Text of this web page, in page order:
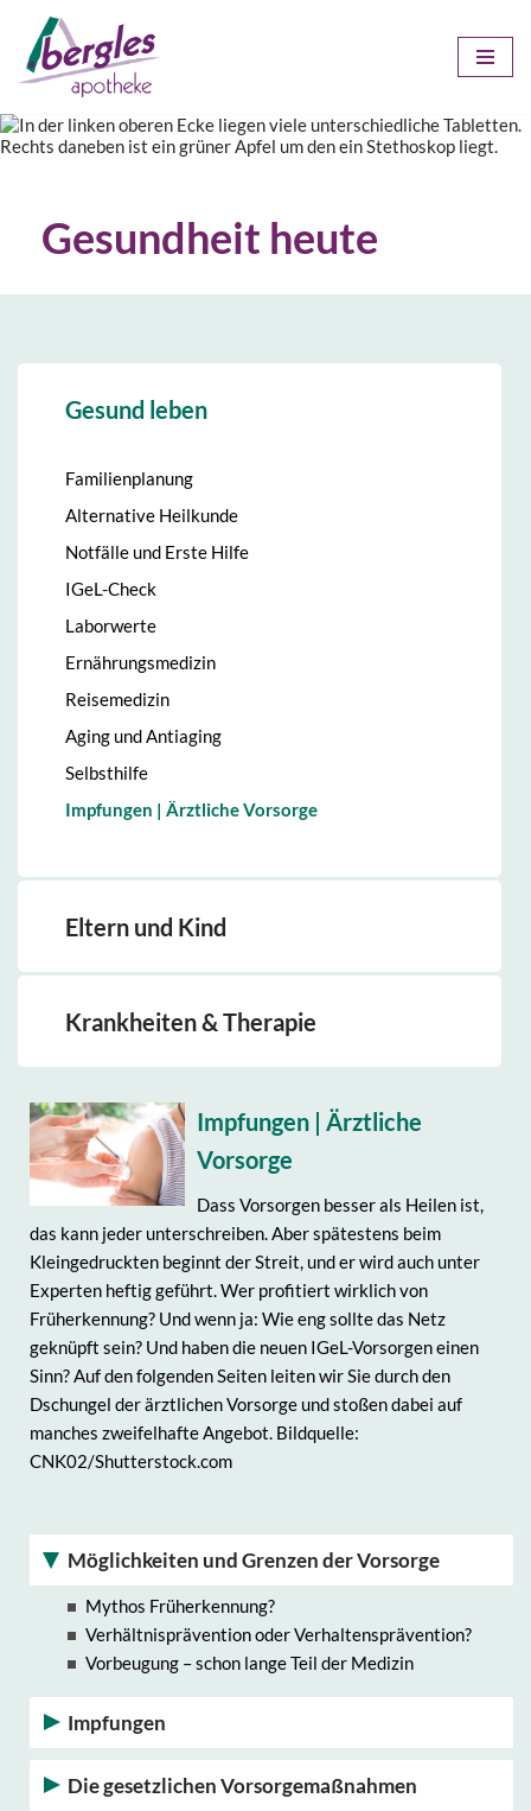
Zum
springen
Gesundheit heute
Gesund leben
Familienplanung
Alternative Heilkunde
Notfälle und Erste Hilfe
IGeL-Check
Laborwerte
Ernährungsmedizin
Reisemedizin
Aging und Antiaging
Selbsthilfe
Impfungen | Ärztliche Vorsorge
Eltern und Kind
Krankheiten & Therapie
Impfungen | Ärztliche
Vorsorge
Dass Vorsorgen besser als Heilen ist,
das kann jeder unterschreiben. Aber spätestens beim
Kleingedruckten beginnt der Streit, und er wird auch unter
Experten heftig geführt. Wer profitiert wirklich von
Früherkennung? Und wenn ja: Wie eng sollte das Netz
geknüpft sein? Und haben die neuen IGeL-Vorsorgen einen
Sinn? Auf den folgenden Seiten leiten wir Sie durch den
Dschungel der ärztlichen Vorsorge und stoßen dabei auf
manches zweifelhafte Angebot. Bildquelle:
CNK02/Shutterstock.com
Möglichkeiten und Grenzen der Vorsorge
Mythos Früherkennung?
Verhältnisprävention oder Verhaltensprävention?
Vorbeugung – schon lange Teil der Medizin
Impfungen
Die gesetzlichen Vorsorgemaßnahmen